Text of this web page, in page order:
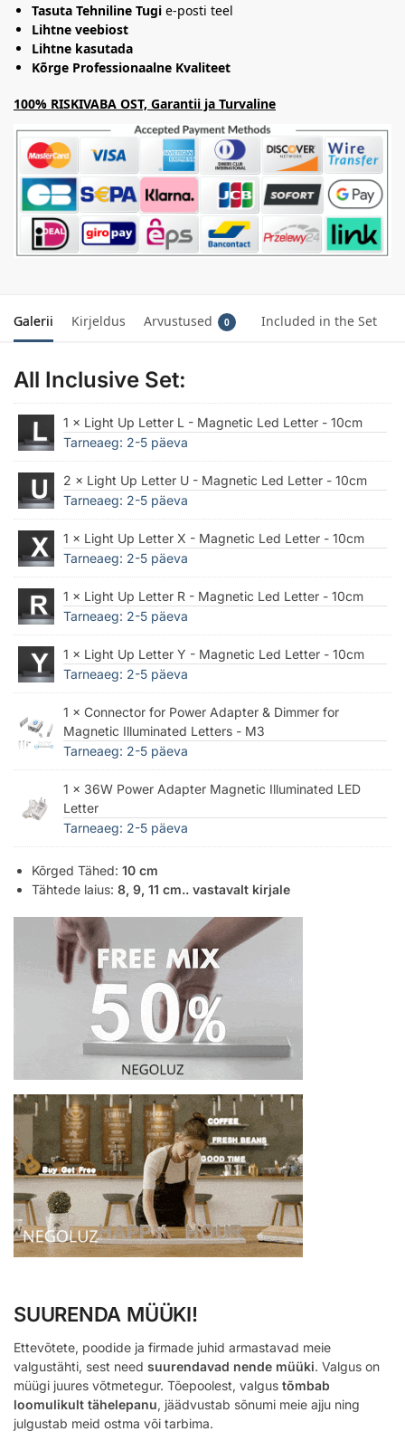
Tasuta Tehniline Tugi e-posti teel
Lihtne veebiost
Lihtne kasutada
Kõrge Professionaalne Kvaliteet
100% RISKIVABA OST, Garantii ja Turvaline
Galerii Kirjeldus Arvustused 0 Included in the Set
All Inclusive Set:
1 × Light Up Letter L - Magnetic Led Letter - 10cm
Tarneaeg: 2-5 päeva
2 × Light Up Letter U - Magnetic Led Letter - 10cm
Tarneaeg: 2-5 päeva
1 × Light Up Letter X - Magnetic Led Letter - 10cm
Tarneaeg: 2-5 päeva
1 × Light Up Letter R - Magnetic Led Letter - 10cm
Tarneaeg: 2-5 päeva
1 × Light Up Letter Y - Magnetic Led Letter - 10cm
Tarneaeg: 2-5 päeva
1 × Connector for Power Adapter & Dimmer for
Magnetic Illuminated Letters - M3
Tarneaeg: 2-5 päeva
1 × 36W Power Adapter Magnetic Illuminated LED
Letter
Tarneaeg: 2-5 päeva
Kõrged Tähed: 10 cm
Tähtede laius: 8, 9, 11 cm.. vastavalt kirjale
SUURENDA MÜÜKI!
Ettevõtete, poodide ja firmade juhid armastavad meie
valgustähti, sest need suurendavad nende müüki. Valgus on
müügi juures võtmetegur. Tõepoolest, valgus tõmbab
loomulikult tähelepanu, jäädvustab sõnumi meie ajju ning
julgustab meid ostma või tarbima.